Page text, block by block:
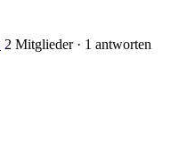
2 Mitglieder · 1 antworten